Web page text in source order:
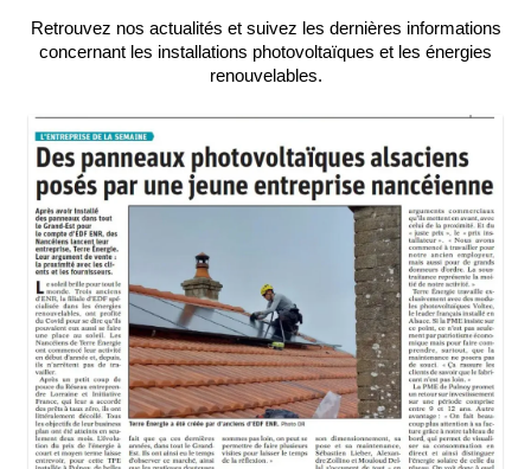
Retrouvez nos actualités et suivez les dernières informations
concernant les installations photovoltaïques et les énergies
renouvelables.